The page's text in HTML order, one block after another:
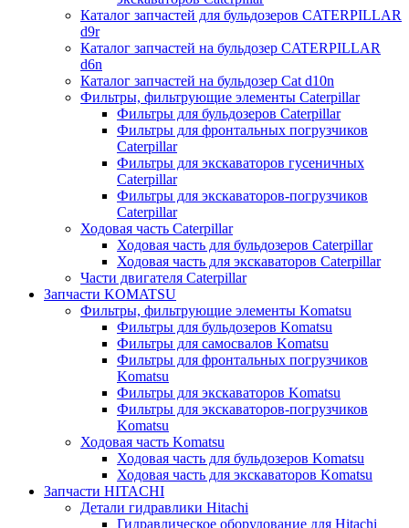
Каталог запчастей для бульдозеров CATERPILLAR
d9r
Каталог запчастей на бульдозер CATERPILLAR
d6n
Каталог запчастей на бульдозер Сat d10n
Фильтры, фильтрующие элементы Caterpillar
Фильтры для бульдозеров Caterpillar
Фильтры для фронтальных погрузчиков
Caterpillar
Фильтры для экскаваторов гусеничных
Caterpillar
Фильтры для экскаваторов-погрузчиков
Caterpillar
Ходовая часть Caterpillar
Ходовая часть для бульдозеров Caterpillar
Ходовая часть для экскаваторов Caterpillar
Части двигателя Caterpillar
Запчасти KOMATSU
Фильтры, фильтрующие элементы Komatsu
Фильтры для бульдозеров Komatsu
Фильтры для самосвалов Komatsu
Фильтры для фронтальных погрузчиков
Komatsu
Фильтры для экскаваторов Komatsu
Фильтры для экскаваторов-погрузчиков
Komatsu
Ходовая часть Komatsu
Ходовая часть для бульдозеров Komatsu
Ходовая часть для экскаваторов Komatsu
Запчасти HITACHI
Детали гидравлики Hitachi
Гидравлическое оборудование для Hitachi